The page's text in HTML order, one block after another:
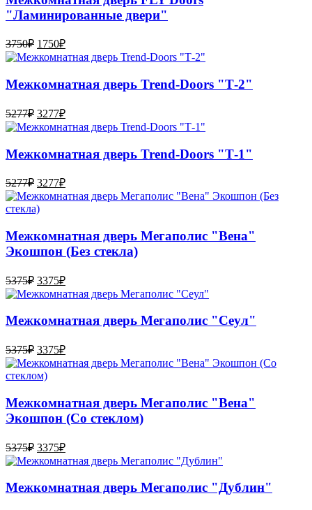
"Ламинированные двери"
3750₽ 1750₽
Межкомнатная дверь Trend-Doоrs "Т-2"
5277₽ 3277₽
Межкомнатная дверь Trend-Doоrs "Т-1"
5277₽ 3277₽
Межкомнатная дверь Мегаполис "Вена"
Экошпон (Без стекла)
5375₽ 3375₽
Межкомнатная дверь Мегаполис "Сеул"
5375₽ 3375₽
Межкомнатная дверь Мегаполис "Вена"
Экошпон (Со стеклом)
5375₽ 3375₽
Межкомнатная дверь Мегаполис "Дублин"